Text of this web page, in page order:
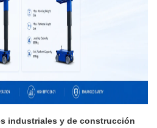
industriales y de construcción